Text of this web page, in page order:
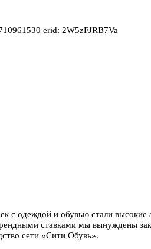
erid: 2W5zFJRB7Va
с одеждой и обувью стали высокие
ставками мы вынуждены
сети «Сити Обувь».